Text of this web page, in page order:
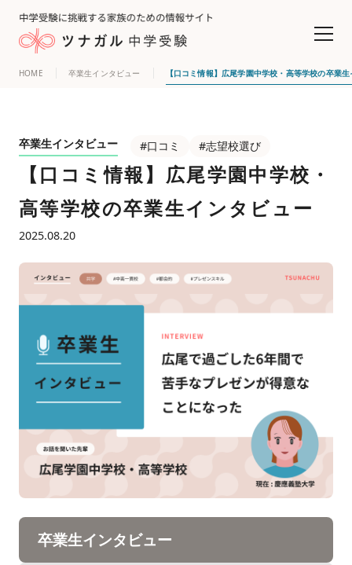
HOME 卒業生インタビュー 【口コミ情報】広尾学園中学校・高等学校の卒業
卒業生インタビュー #口コミ #志望校選び
【口コミ情報】広尾学園中学校・
高等学校の卒業生インタビュー
2025.08.20
卒業生インタビュー